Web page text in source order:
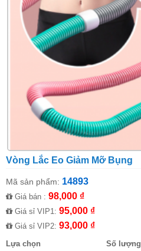
Vòng Lắc Eo Giảm Mỡ Bụng
Mã sản phẩm: 14893
Giá bán : 98,000 ₫
Giá sỉ VIP1: 95,000 ₫
Giá sỉ VIP2: 93,000 ₫
Lựa chọn Số lượng